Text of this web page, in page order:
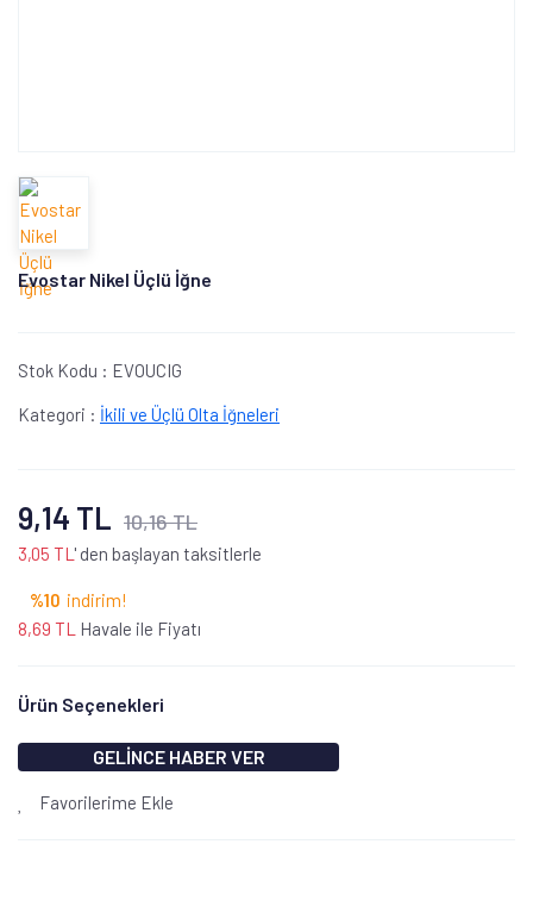
Evostar Nikel Üçlü İğne
Stok Kodu : EVOUCIG
Kategori : İkili ve Üçlü Olta İğneleri
9,14 TL 10,16 TL
3,05 TL ' den başlayan taksitlerle
%10 indirim!
8,69 TL
Havale ile Fiyatı
Ürün Seçenekleri
GELİNCE HABER VER
Favorilerime Ekle